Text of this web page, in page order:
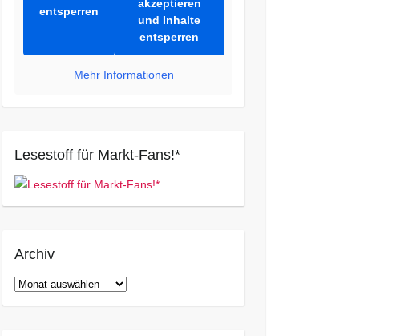
entsperren
akzeptieren
und Inhalte
entsperren
Mehr Informationen
Lesestoff für Markt-Fans!*
Archiv
Archiv